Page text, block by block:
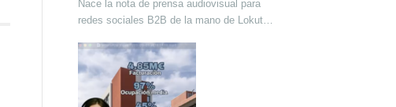
Nace la nota de prensa audiovisual para
redes sociales B2B de la mano de Lokutor